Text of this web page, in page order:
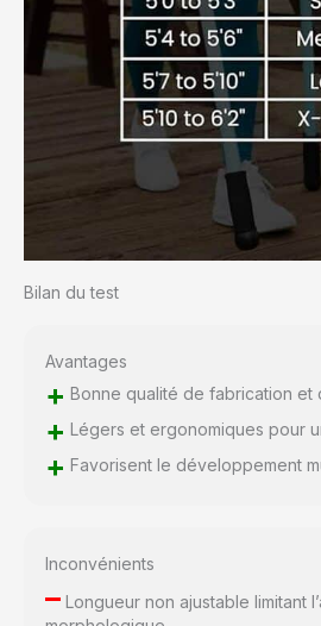
Bilan du test
Avantages
+ Bonne qualité de fabrication et
+ Légers et ergonomiques pour
+ Favorisent le développement
Inconvénients
–Longueur non ajustable limitant